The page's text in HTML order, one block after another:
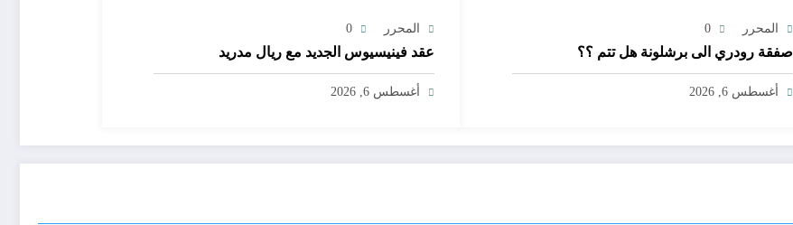
المحرر 0
صفقة رودري الى برشلونة هل تتم ؟؟
أغسطس 6, 2026
المحرر 0
عقد فينيسيوس الجديد مع ريال مدريد
أغسطس 6, 2026